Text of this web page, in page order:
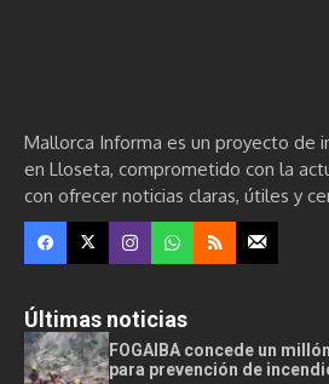
Mallorca Informa es un proyecto de
en Lloseta, comprometido con la
con ofrecer noticias claras, útiles y
Últimas noticias
FOGAIBA concede un
para prevención de